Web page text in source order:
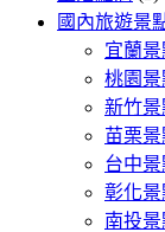
國內旅遊景
宜蘭
桃園
新竹
苗栗
台中
彰化
南投